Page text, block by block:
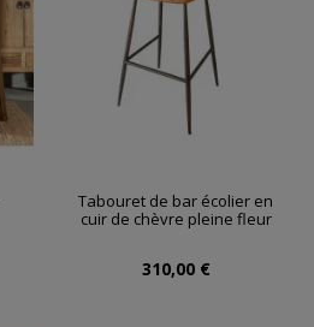
Tabouret de bar écolier en
cuir de chèvre pleine fleur
310,00 €